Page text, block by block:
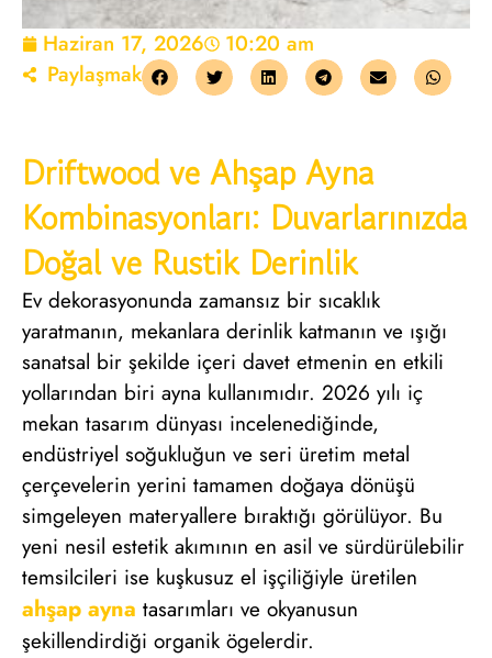
Haziran 17, 2026
10:20 am
Paylaşmak
Driftwood ve Ahşap Ayna
Kombinasyonları: Duvarlarınızda
Doğal ve Rustik Derinlik
Ev dekorasyonunda zamansız bir sıcaklık
yaratmanın, mekanlara derinlik katmanın ve ışığı
sanatsal bir şekilde içeri davet etmenin en etkili
yollarından biri ayna kullanımıdır. 2026 yılı iç
mekan tasarım dünyası incelenediğinde,
endüstriyel soğukluğun ve seri üretim metal
çerçevelerin yerini tamamen doğaya dönüşü
simgeleyen materyallere bıraktığı görülüyor. Bu
yeni nesil estetik akımının en asil ve sürdürülebilir
temsilcileri ise kuşkusuz el işçiliğiyle üretilen
ahşap ayna tasarımları ve okyanusun
şekillendirdiği organik ögelerdir.